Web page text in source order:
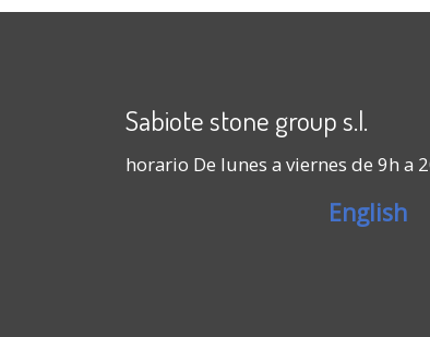
Sabiote stone group s.l.
horario De lunes a viernes de 9h a
English